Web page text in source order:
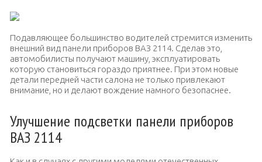
Подавляющее большинство водителей стремится изменить
внешний вид панели приборов ВАЗ 2114. Сделав это,
автомобилисты получают машину, эксплуатировать
которую становиться гораздо приятнее. При этом новые
детали передней части салона не только привлекают
внимание, но и делают вождение намного безопаснее.
Улучшение подсветки панели приборов
ВАЗ 2114